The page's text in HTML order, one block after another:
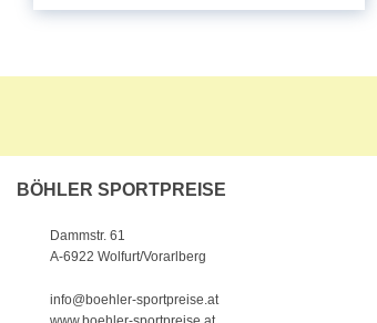
BÖHLER SPORTPREISE
Dammstr. 61
A-6922 Wolfurt/Vorarlberg
info@boehler-sportpreise.at